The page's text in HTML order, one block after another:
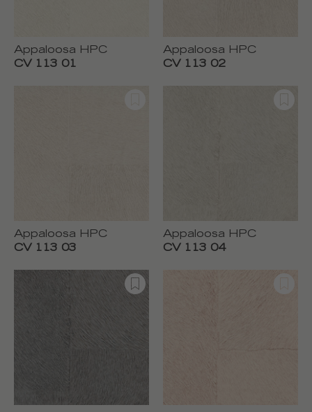
Appaloosa HPC
CV 113 01
Appaloosa HPC
CV 113 02
Appaloosa HPC
CV 113 03
Appaloosa HPC
CV 113 04